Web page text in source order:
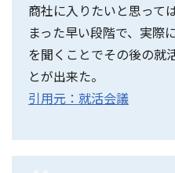
商社に入りたいと思って
まった早い段階で、実際
を聞くことでその後の就
とが出来た。
引用元：就活会議